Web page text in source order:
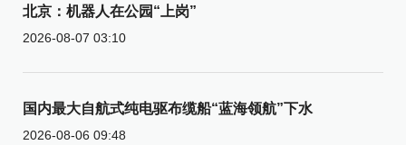
北京：机器人在公园“上岗”
2026-08-07 03:10
国内最大自航式纯电驱布缆船“蓝海领航”下水
2026-08-06 09:48